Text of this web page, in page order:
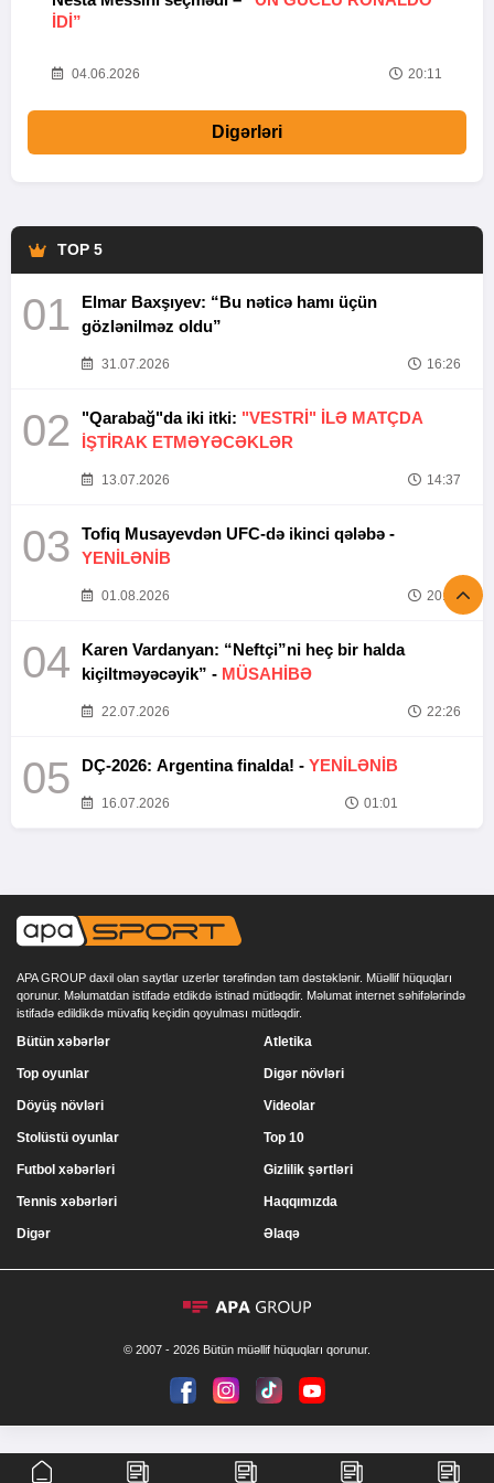
IDI”
04.06.2026 20:11
Digərləri
TOP 5
01
Elmar Baxşıyev: “Bu nəticə hamı üçün
gözlənilməz oldu”
31.07.2026 16:26
02 "Qarabağ"da iki itki: "VESTRİ" İLƏ MATÇDA
İŞTİRAK ETMƏYƏCƏKLƏR
13.07.2026 14:37
03
Tofiq Musayevdən UFC-də ikinci qələbə -
YENİLƏNİB
01.08.2026 20:52
04
Karen Vardanyan: “Neftçi”ni heç bir halda
kiçiltməyəcəyik” - MÜSAHİBƏ
22.07.2026 22:26
05 DÇ-2026: Argentina finalda! - YENİLƏNİB
16.07.2026 01:01
APA GROUP daxil olan saytlar uzerlər tərəfindən tam dəstəklənir. Müəllif hüquqları
qorunur. Məlumatdan istifadə etdikdə istinad mütləqdir. Məlumat internet səhifələrində
istifadə edildikdə müvafiq keçidin qoyulması mütləqdir.
Bütün xəbərlər
Top oyunlar
Döyüş növləri
Stolüstü oyunlar
Atletika
Digər növləri
Videolar
Top 10
Futbol xəbərləri
Tennis xəbərləri
Digər
Gizlilik şərtləri
Haqqımızda
Əlaqə
© 2007 - 2026 Bütün müəllif hüquqları qorunur.